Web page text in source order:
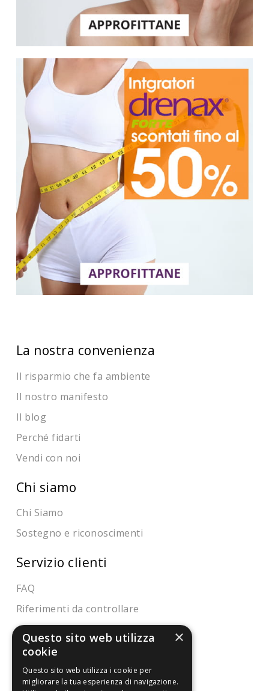
La nostra convenienza
Il risparmio che fa ambiente
Il nostro manifesto
Il blog
Perché fidarti
Vendi con noi
Chi siamo
Chi Siamo
Sostegno e riconoscimenti
Servizio clienti
FAQ
Riferimenti da controllare
Condizioni di vendita
Termini di vendita
Spedizione
×
Questo sito web utilizza
cookie
Questo sito web utilizza i cookie per
migliorare la tua esperienza di navigazione.